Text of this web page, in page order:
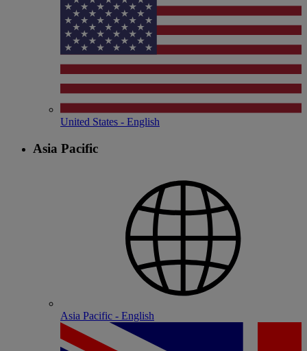
United States - English
Asia Pacific
Asia Pacific - English